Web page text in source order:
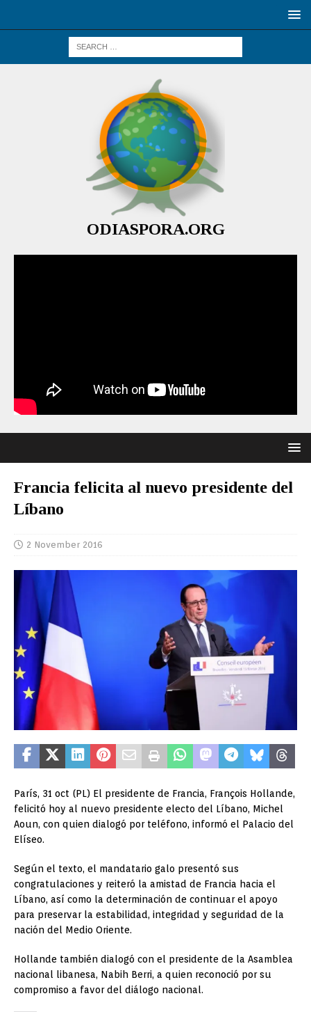
ODIASPORA.ORG
Francia felicita al nuevo presidente del
Líbano
2 November 2016
París, 31 oct (PL) El presidente de Francia, François Hollande,
felicitó hoy al nuevo presidente electo del Líbano, Michel
Aoun, con quien dialogó por teléfono, informó el Palacio del
Elíseo.
Según el texto, el mandatario galo presentó sus
congratulaciones y reiteró la amistad de Francia hacia el
Líbano, así como la determinación de continuar el apoyo
para preservar la estabilidad, integridad y seguridad de la
nación del Medio Oriente.
Hollande también dialogó con el presidente de la Asamblea
nacional libanesa, Nabih Berri, a quien reconoció por su
compromiso a favor del diálogo nacional.